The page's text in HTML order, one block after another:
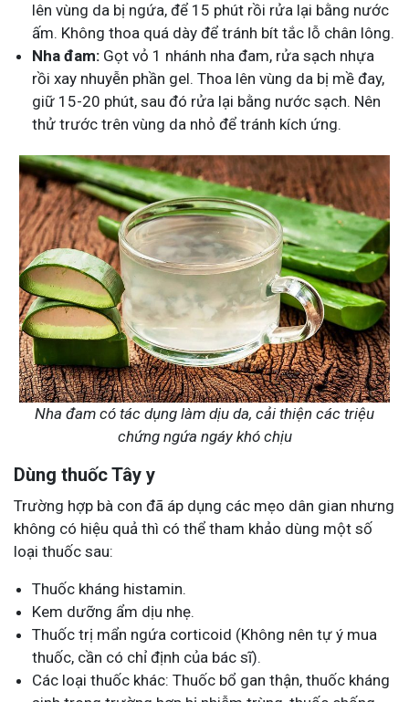
lên vùng da bị ngứa, để 15 phút rồi rửa lại bằng nước
ấm. Không thoa quá dày để tránh bít tắc lỗ chân lông.
Nha đam: Gọt vỏ 1 nhánh nha đam, rửa sạch nhựa
rồi xay nhuyễn phần gel. Thoa lên vùng da bị mề đay,
giữ 15-20 phút, sau đó rửa lại bằng nước sạch. Nên
thử trước trên vùng da nhỏ để tránh kích ứng.
Nha đam có tác dụng làm dịu da, cải thiện các triệu
chứng ngứa ngáy khó chịu
Dùng thuốc Tây y
Trường hợp bà con đã áp dụng các mẹo dân gian nhưng
không có hiệu quả thì có thể tham khảo dùng một số
loại thuốc sau:
Thuốc kháng histamin.
Kem dưỡng ẩm dịu nhẹ.
Thuốc trị mẩn ngứa corticoid (Không nên tự ý mua
thuốc, cần có chỉ định của bác sĩ).
Các loại thuốc khác: Thuốc bổ gan thận, thuốc kháng